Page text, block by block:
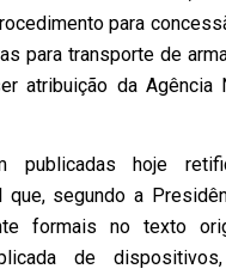
para
para transporte de
atribuição da Agência
publicadas hoje
que, segundo a
formais no texto
de